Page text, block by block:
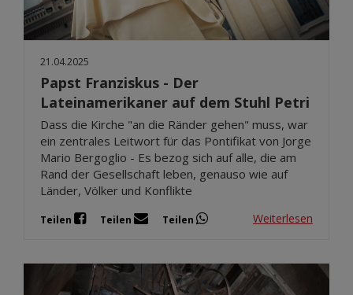
21.04.2025
Papst Franziskus - Der
Lateinamerikaner auf dem Stuhl Petri
Dass die Kirche "an die Ränder gehen" muss, war
ein zentrales Leitwort für das Pontifikat von Jorge
Mario Bergoglio - Es bezog sich auf alle, die am
Rand der Gesellschaft leben, genauso wie auf
Länder, Völker und Konflikte
Teilen Teilen Teilen Weiterlesen